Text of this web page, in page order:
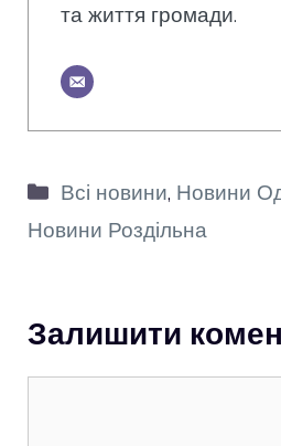
та життя громади.
Категорії
Всі новини, Новини
Новини Роздільна
Залишити